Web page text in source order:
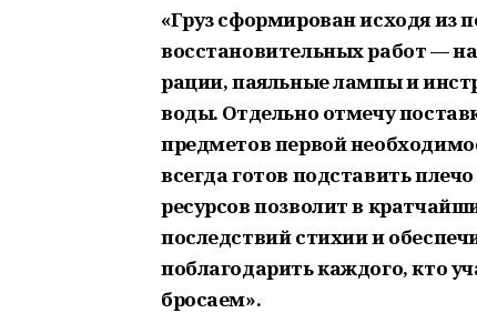
«Груз сформирован исходя из
восстановительных работ —
рации, паяльные лампы и
воды. Отдельно отмечу
предметов первой
всегда готов подставить
ресурсов позволит в
последствий стихии и
поблагодарить каждого, кто
бросаем».